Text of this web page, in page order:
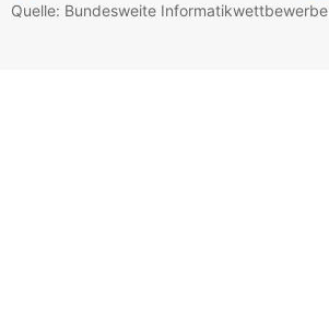
Quelle: Bundesweite Informatikwettbewerbe